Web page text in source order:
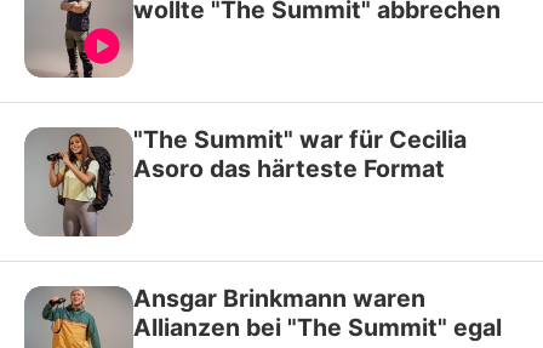
wollte "The Summit" abbrechen
"The Summit" war für Cecilia
Asoro das härteste Format
Ansgar Brinkmann waren
Allianzen bei "The Summit" egal